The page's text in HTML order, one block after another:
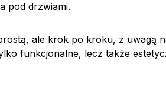
pod drzwiami.
ale krok po kroku, z uwagą
funkcjonalne, lecz także